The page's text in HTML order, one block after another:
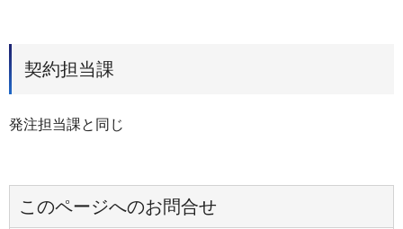
契約担当課
発注担当課と同じ
このページへのお問合せ